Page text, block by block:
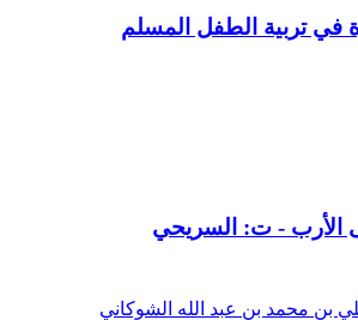
في تربية الطفل المسلم
الأرب - ت: السريحي
بن محمد بن عبد الله الشوكاني